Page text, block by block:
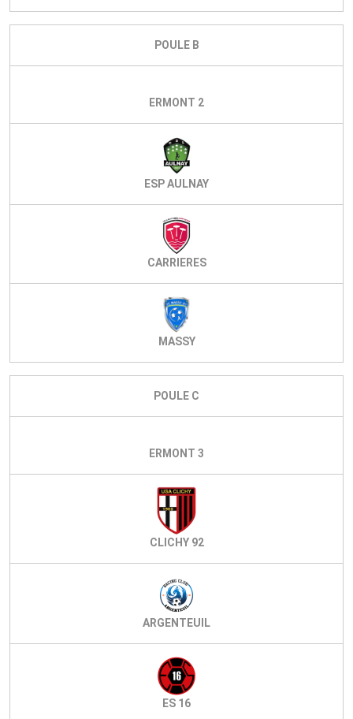
POULE B
ERMONT 2
ESP AULNAY
CARRIERES
MASSY
POULE C
ERMONT 3
CLICHY 92
ARGENTEUIL
ES 16